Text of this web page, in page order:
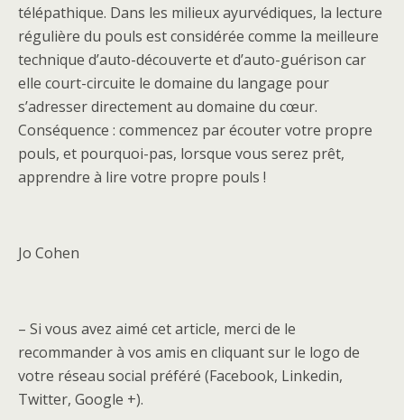
télépathique. Dans les milieux ayurvédiques, la lecture
régulière du pouls est considérée comme la meilleure
technique d’auto-découverte et d’auto-guérison car
elle court-circuite le domaine du langage pour
s’adresser directement au domaine du cœur.
Conséquence : commencez par écouter votre propre
pouls, et pourquoi-pas, lorsque vous serez prêt,
apprendre à lire votre propre pouls !
Jo Cohen
– Si vous avez aimé cet article, merci de le
recommander à vos amis en cliquant sur le logo de
votre réseau social préféré (Facebook, Linkedin,
Twitter, Google +).